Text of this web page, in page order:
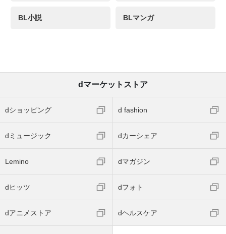
BL小説 BLマンガ
dマーケットストア
dショッピング d fashion
dミュージック dカーシェア
Lemino dマガジン
dヒッツ dフォト
dアニメストア dヘルスケア